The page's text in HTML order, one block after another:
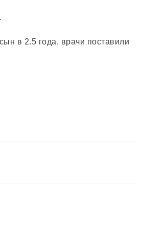
в 2.5 года, врачи поставили